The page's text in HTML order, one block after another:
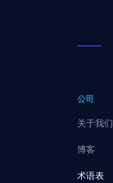
公司
关于我们
博客
术语表